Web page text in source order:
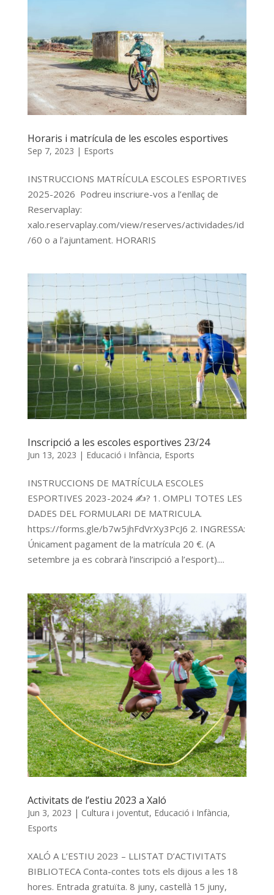
Horaris i matrícula de les escoles esportives
Sep 7, 2023 | Esports
INSTRUCCIONS MATRÍCULA ESCOLES ESPORTIVES
2025-2026 Podreu inscriure-vos a l’enllaç de
Reservaplay:
xalo.reservaplay.com/view/reserves/actividades/id
/60 o a l’ajuntament. HORARIS
Inscripció a les escoles esportives 23/24
Jun 13, 2023 | Educació i Infància, Esports
INSTRUCCIONS DE MATRÍCULA ESCOLES
ESPORTIVES 2023-2024 ✍? 1. OMPLI TOTES LES
DADES DEL FORMULARI DE MATRICULA.
https://forms.gle/b7w5jhFdVrXy3PcJ6 2. INGRESSA:
Únicament pagament de la matrícula 20 €. (A
setembre ja es cobrarà l’inscripció a l’esport)....
Activitats de l’estiu 2023 a Xaló
Jun 3, 2023 | Cultura i joventut, Educació i Infància,
Esports
XALÓ A L’ESTIU 2023 – LLISTAT D’ACTIVITATS
BIBLIOTECA Conta-contes tots els dijous a les 18
hores. Entrada gratuïta. 8 juny, castellà 15 juny,